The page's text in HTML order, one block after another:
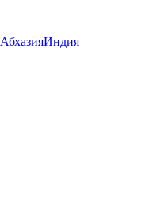
АбхазияИндия